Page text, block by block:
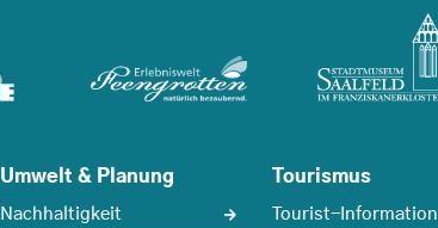
Umwelt & Planung
Nachhaltigkeit
Tourismus
Tourist-Information